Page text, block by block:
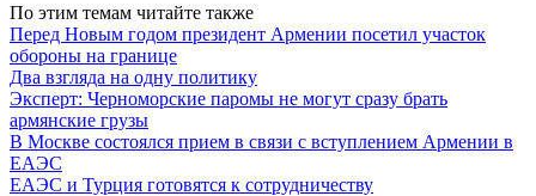
По этим темам читайте также
Перед Новым годом президент Армении посетил участок
обороны на границе
Два взгляда на одну политику
Эксперт: Черноморские паромы не могут сразу брать
армянские грузы
В Москве состоялся прием в связи с вступлением Армении в
ЕАЭС
ЕАЭС и Турция готовятся к сотрудничеству